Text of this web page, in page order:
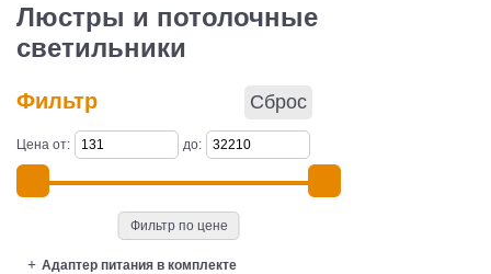
Люстры и потолочные
светильники
Фильтр Сброс
Цена от: до:
Фильтр по цене
Адаптер питания в комплекте